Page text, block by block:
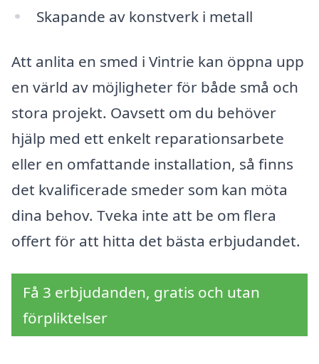
Skapande av konstverk i metall
Att anlita en smed i Vintrie kan öppna upp
en värld av möjligheter för både små och
stora projekt. Oavsett om du behöver
hjälp med ett enkelt reparationsarbete
eller en omfattande installation, så finns
det kvalificerade smeder som kan möta
dina behov. Tveka inte att be om flera
offert för att hitta det bästa erbjudandet.
Få 3 erbjudanden, gratis och utan
förpliktelser